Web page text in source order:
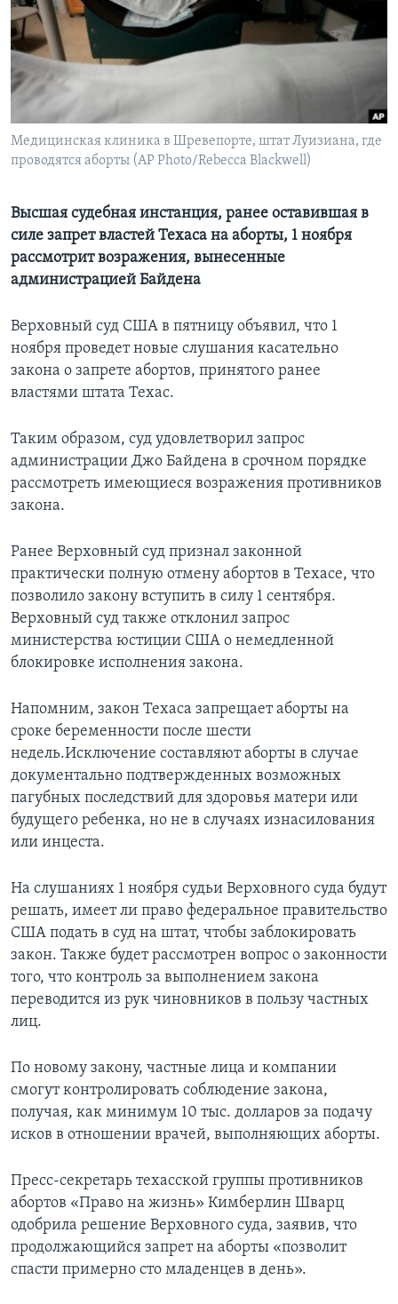
Learning English
СОЦИАЛЬНЫЕ СЕТИ
Языки
Медицинская клиника в Шревепорте, штат Луизиана, где
проводятся аборты (AP Photo/Rebecca Blackwell)
Высшая судебная инстанция, ранее оставившая в
силе запрет властей Техаса на аборты, 1 ноября
рассмотрит возражения, вынесенные
администрацией Байдена
Верховный суд США в пятницу объявил, что 1
ноября проведет новые слушания касательно
закона о запрете абортов, принятого ранее
властями штата Техас.
Таким образом, суд удовлетворил запрос
администрации Джо Байдена в срочном порядке
рассмотреть имеющиеся возражения противников
закона.
Ранее Верховный суд признал законной
практически полную отмену абортов в Техасе, что
позволило закону вступить в силу 1 сентября.
Верховный суд также отклонил запрос
министерства юстиции США о немедленной
блокировке исполнения закона.
Напомним, закон Техаса запрещает аборты на
сроке беременности после шести
недель.Исключение составляют аборты в случае
документально подтвержденных возможных
пагубных последствий для здоровья матери или
будущего ребенка, но не в случаях изнасилования
или инцеста.
На слушаниях 1 ноября судьи Верховного суда будут
решать, имеет ли право федеральное правительство
США подать в суд на штат, чтобы заблокировать
закон. Также будет рассмотрен вопрос о законности
того, что контроль за выполнением закона
переводится из рук чиновников в пользу частных
лиц.
По новому закону, частные лица и компании
смогут контролировать соблюдение закона,
получая, как минимум 10 тыс. долларов за подачу
исков в отношении врачей, выполняющих аборты.
Пресс-секретарь техасской группы противников
абортов «Право на жизнь» Кимберлин Шварц
одобрила решение Верховного суда, заявив, что
продолжающийся запрет на аборты «позволит
спасти примерно сто младенцев в день».